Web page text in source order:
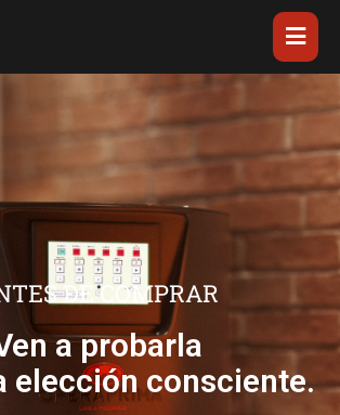
DE COMPRAR
a probarla
elección consciente.